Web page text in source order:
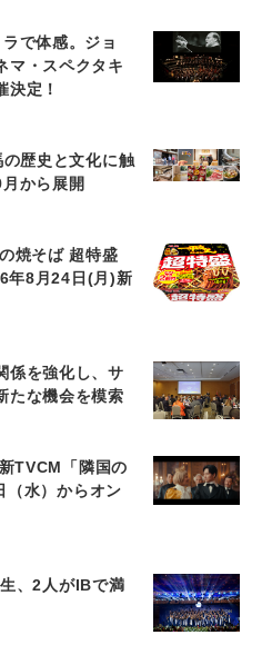
で体感。ジョ
マ・スペクタキ
決定！
歴史と文化に触
から展開
焼そば 超特盛
年8月24日(月)新
係を強化し、サ
たな機会を模索
TVCM「隣国の
（水）からオン
、2人がIBで満